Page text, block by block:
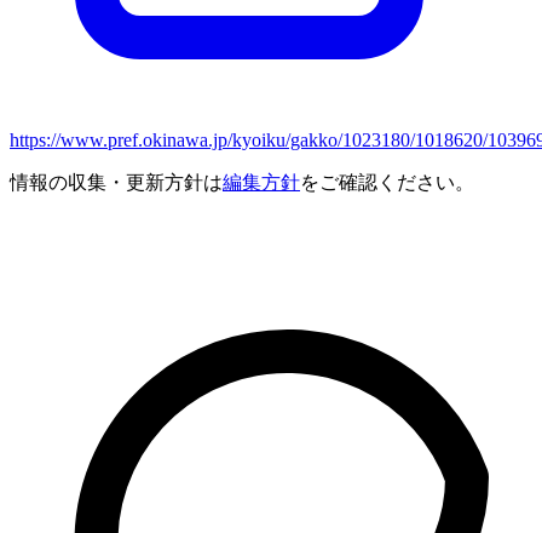
https://www.pref.okinawa.jp/kyoiku/gakko/1023180/1018620/
情報の収集・更新方針は編集方針をご確認ください。